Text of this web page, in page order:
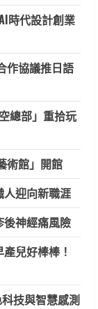
時代設計創業
作協議推日語
總部」重拾玩
術館」開館
迎向新職涯
神經痛風險
兒好棒棒！
技與智慧感測